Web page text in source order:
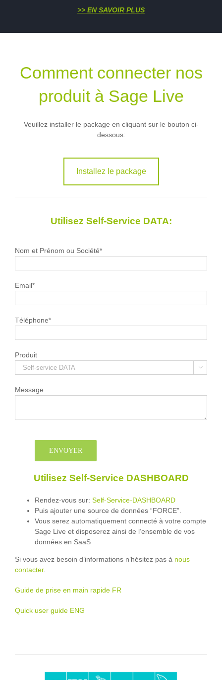
>> EN SAVOIR PLUS
Comment connecter nos
produit à Sage Live
Veuillez installer le package en cliquant sur le bouton ci-
dessous:
Installez le package
Utilisez Self-Service DATA:
Nom et Prénom ou Société*
Email*
Téléphone*
Produit

Message
Utilisez Self-Service DASHBOARD
Rendez-vous sur: Self-Service-DASHBOARD
Puis ajouter une source de données “FORCE”.
Vous serez automatiquement connecté à votre compte
Sage Live et disposerez ainsi de l’ensemble de vos
données en SaaS
Si vous avez besoin d’informations n’hésitez pas à nous
contacter.
Guide de prise en main rapide FR
Quick user guide ENG